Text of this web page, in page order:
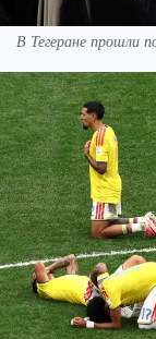
В Тегеране прошли